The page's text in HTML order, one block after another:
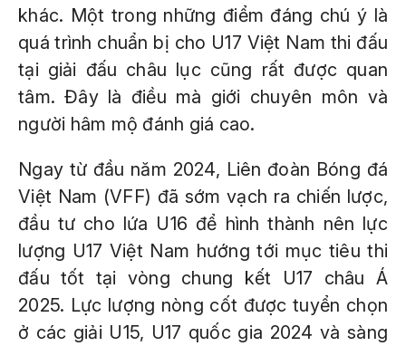
khác. Một trong những điểm đáng chú ý là
quá trình chuẩn bị cho U17 Việt Nam thi đấu
tại giải đấu châu lục cũng rất được quan
tâm. Đây là điều mà giới chuyên môn và
người hâm mộ đánh giá cao.
Ngay từ đầu năm 2024, Liên đoàn Bóng đá
Việt Nam (VFF) đã sớm vạch ra chiến lược,
đầu tư cho lứa U16 để hình thành nên lực
lượng U17 Việt Nam hướng tới mục tiêu thi
đấu tốt tại vòng chung kết U17 châu Á
2025. Lực lượng nòng cốt được tuyển chọn
ở các giải U15, U17 quốc gia 2024 và sàng